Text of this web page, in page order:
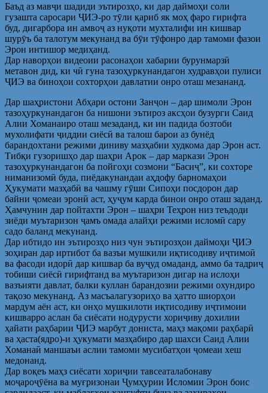
Баъд аз мавҷи шадиди эътирозҳо, ки дар даймоҳи соли
гузашта саросари ҶИЭ-ро тӯли қариб як моҳ фаро гирифта
буд, дигарбора ин амвоҷ аз нуқоти мухталифи ин кишвар
шурӯъ ба талотум мекунанд ва бӯи тӯфонро дар тамоми фазои
Эрон интишор медиҳанд.
Дар наворҳои видеоии расонаҳои хабарии бурунмарзӣ
метавон дид, ки чӣ гуна тазоҳуркунандагон худравҳои пулиси
ҶИЭ ва биноҳои сохторҳои давлатии онро оташ мезананд.
Дар шаҳристони Абҳари остони Занҷон – дар шимоли Эрон
тазоҳуркунандагон ба нишони эътироз аксҳои бузурги Саид
Алии Хоманаиро оташ мезаданд, ки ин падида бозтоби
мухолифати ҷиддии сиёсӣ ва талош барои аз бунёд
барандохтани режими диниву мазҳабии худкома дар Эрон аст.
Тибқи гузоришҳо дар шаҳри Арок – дар маркази Эрон
тазоҳуркунандагон ба пойгоҳи созмони “Басиҷ”, ки сохторе
ниманизомӣ буда, пиёдакунандаи аҳдофу барномаҳои
Ҳукумати мазҳабӣ ва чашму гӯши Сипоҳи посдорон дар
байни ҷомеаи эронӣ аст, ҳуҷум карда бинои онро оташ заданд.
Ҳамчунин дар пойтахти Эрон – шаҳри Теҳрон низ теъдоди
зиёди муътаризон ҷамъ омада алайҳи режими исломӣ сару
садо баланд мекунанд.
Дар ибтидо ин эътирозҳо низ чун эътирозҳои даймоҳи ҶИЭ
зоҳиран дар иртибот ба вазъи мушкили иқтисодиву иҷтимоӣ
ва фасоди идорӣ дар кишвар ба вуҷуд омаданд, аммо ба тадриҷ
тобиши сиёсӣ гирифтанд ва муътаризон дигар на ислоҳи
вазъияти давлат, балки куллан барандозии режими охундиро
тақозо мекунанд. Аз масъалагузориҳо ва ҳатто шиорҳои
мардум аён аст, ки онҳо мушкилоти иқтисодиву иҷтимоии
кишварро аслан ба сиёсати нодурусти хориҷиву дохилии
ҳайати раҳбарии ҶИЭ марбут дониста, маҳз мақоми раҳбарӣ
ва ҳаста(ядро)-и ҳукумати мазҳабиро дар шахси Саид Алии
Хоманаӣ маншаъи аслии тамоми мусибатҳои ҷомеаи хеш
медонанд.
Дар воқеъ маҳз сиёсати хориҷии тавсеаталабонаву
моҷароҷӯёна ва муғризонаи Ҷумҳурии Исломии Эрон боис